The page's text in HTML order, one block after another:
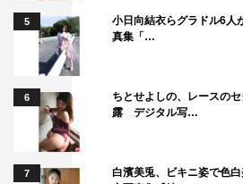
5
小日向結衣らグラドル6人
真集「…
6
ちとせよしの、レースの
露 デジタル写…
7
白濱美兎、ビキニ姿で色